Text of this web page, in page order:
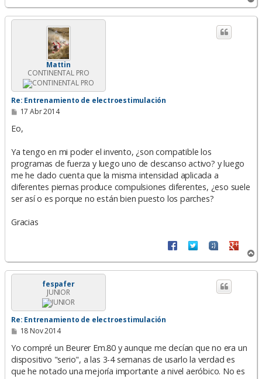
r
r
Mattin
CONTINENTAL PRO
Re: Entrenamiento de electroestimulación
M
n
s
j
e
17 Abr 2014
Eo,
Ya tengo en mi poder el invento, ¿son compatible los
programas de fuerza y luego uno de descanso activo? y luego
me he dado cuenta que la misma intensidad aplicada a
diferentes piernas produce compulsiones diferentes, ¿eso suele
ser así o es porque no están bien puesto los parches?
Gracias
r
r
fespafer
JUNIOR
Re: Entrenamiento de electroestimulación
M
n
a
j
18 Nov 2014
Yo compré un Beurer Em.80 y aunque me decían que no era un
dispositivo "serio", a las 3-4 semanas de usarlo la verdad es
que he notado una mejoría importante a nivel aeróbico. No es